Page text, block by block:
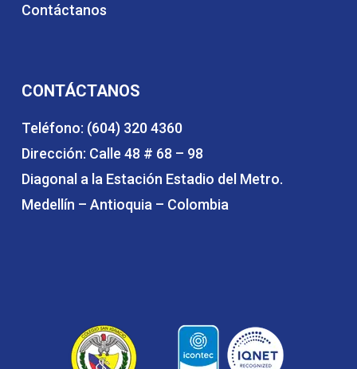
Contáctanos
CONTÁCTANOS
Teléfono: (604) 320 4360
Dirección: Calle 48 # 68 – 98
Diagonal a la Estación Estadio del Metro.
Medellín – Antioquia – Colombia